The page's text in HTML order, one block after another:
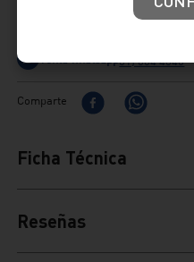
Venta whatsapp01) 604 4646
Comparte
Ficha Técnica
Reseñas